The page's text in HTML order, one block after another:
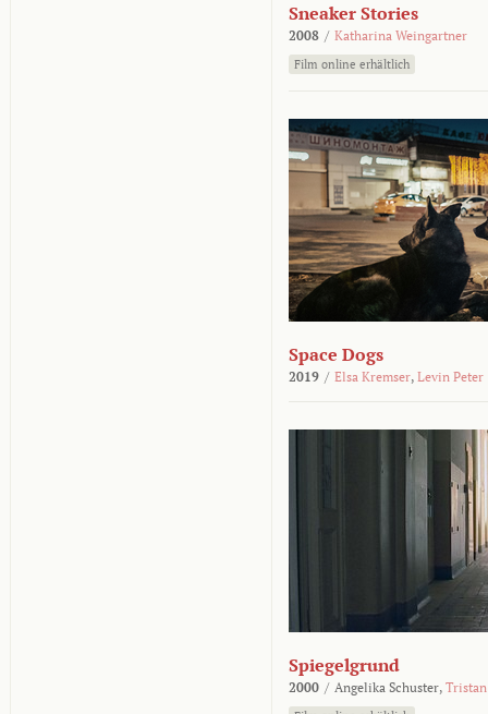
Sneaker Stories
2008 / Katharina Weingartner
Film online erhältlich
Space Dogs
2019 / Elsa Kremser, Levin Peter
Spiegelgrund
2000 / Angelika Schuster,